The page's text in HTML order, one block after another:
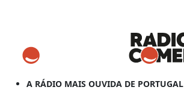
A RÁDIO MAIS OUVIDA DE PORTUGAL